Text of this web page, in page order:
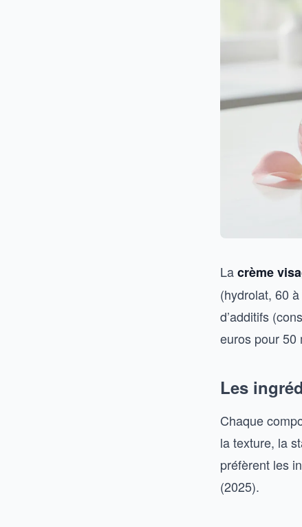
Lacrème
(hydrolat, 60
d’additifs
euros pour 50
Les
Chaque
la texture, la
préfèrent les
(2025).